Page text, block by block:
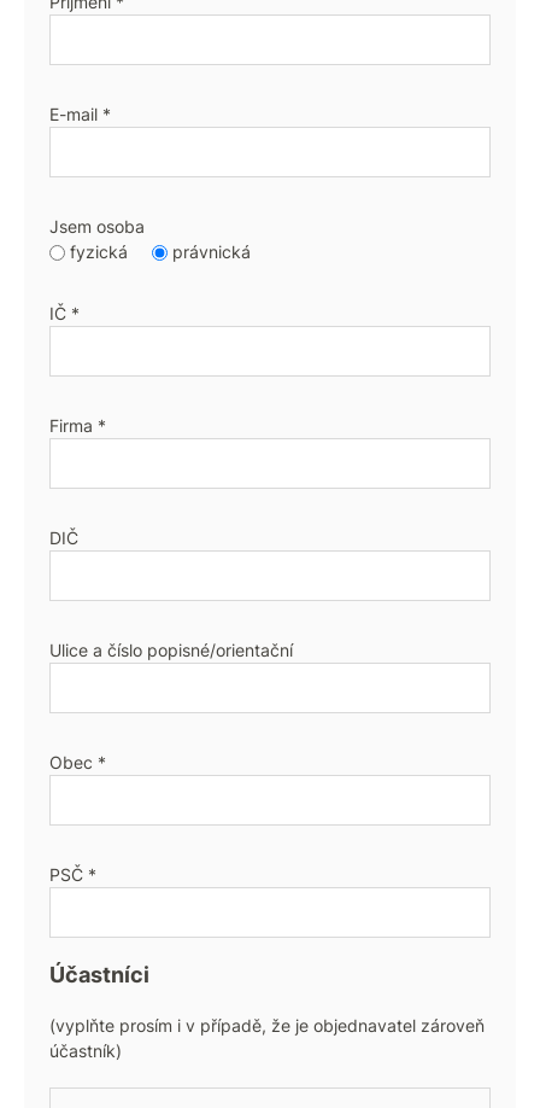
E-mail *
Jsem osoba
fyzická
právnická
IČ *
Firma *
DIČ
Ulice a číslo popisné/orientační
Obec *
PSČ *
Účastníci
(vyplňte prosím i v případě, že je objednavatel zároveň
účastník)